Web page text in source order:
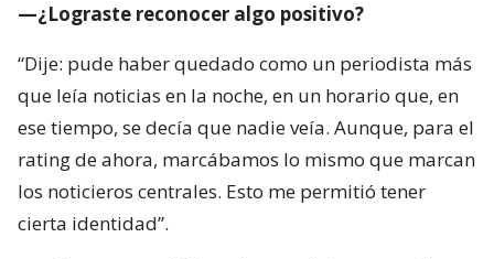
—¿Lograste reconocer algo positivo?
“Dije: pude haber quedado como un periodista más
que leía noticias en la noche, en un horario que, en
ese tiempo, se decía que nadie veía. Aunque, para el
rating de ahora, marcábamos lo mismo que marcan
los noticieros centrales. Esto me permitió tener
cierta identidad”.